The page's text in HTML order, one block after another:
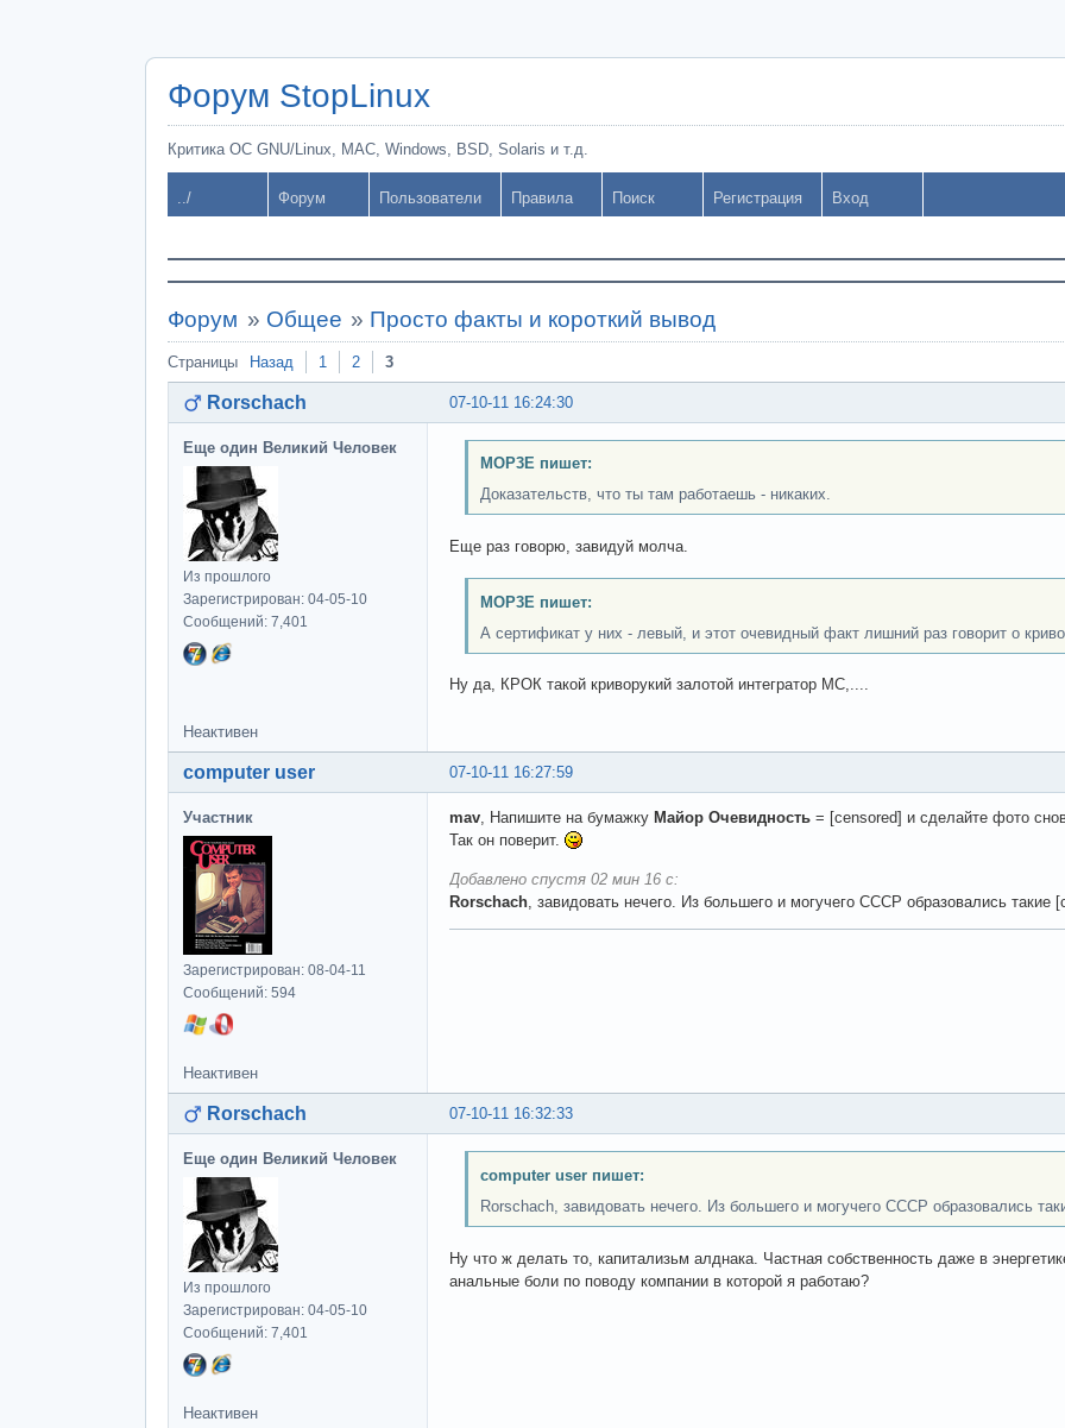
Форум StopLinux
Критика ОС GNU/Linux, MAC, Windows, BSD, Solaris и т.д.
../ Форум Пользователи Правила Поиск Регистрация Вход
Форум » Общее » Просто факты и короткий вывод
Страницы Назад 1 2 3
07-10-11 16:24:30
Rorschach
Еще один Великий Человек
Из прошлого
Зарегистрирован: 04-05-10
Сообщений: 7,401
MOP3E пишет:
Доказательств, что ты там работаешь - никаких.
Еще раз говорю, завидуй молча.
MOP3E пишет:
А сертификат у них - левый, и этот очевидный факт лишний раз говорит о
Ну да, КРОК такой криворукий залотой интегратор МС,....
Неактивен
07-10-11 16:27:59
computer user
Участник
Зарегистрирован: 08-04-11
Сообщений: 594
mav, Напишите на бумажку Майор Очевидность = [censored] и сделайте фото
Так он поверит.
Добавлено спустя 02 мин 16 с:
Rorschach, завидовать нечего. Из большего и могучего СССР образовались
Неактивен
07-10-11 16:32:33
Rorschach
Еще один Великий Человек
Из прошлого
Зарегистрирован: 04-05-10
Сообщений: 7,401
computer user пишет:
Rorschach, завидовать нечего. Из большего и могучего СССР образовались
Ну что ж делать то, капитализьм алднака. Частная собственность даже в
анальные боли по поводу компании в которой я работаю?
Неактивен